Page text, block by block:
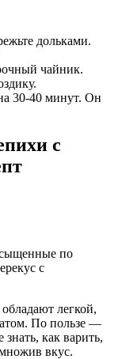
дольками.
чайник.
30-40 минут. Он
с
по
с
легкой,
По пользе —
как варить,
вкус.